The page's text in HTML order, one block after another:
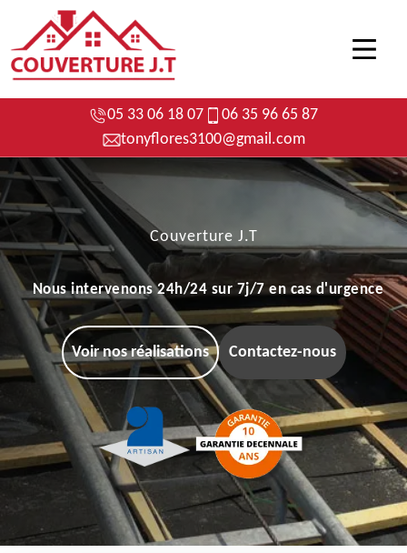
05 33 06 18 07
06 35 96 65 87
tonyflores3100@gmail.com
Couverture J.T
Nous intervenons 24h/24 sur 7j/7 en cas d'urgence
Voir nos réalisations Contactez-nous